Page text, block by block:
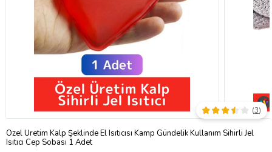
Özel Üretim Kalp Şeklinde El Isıtıcısı Kamp Gündelik Kullanım Sihirli Jel
Isıtıcı Cep Sobası 1 Adet
(3)